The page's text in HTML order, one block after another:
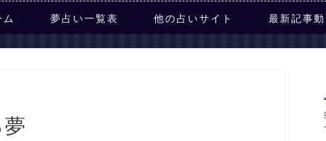
ム 夢占い一覧表 他の占いサイト 最新記事
夢